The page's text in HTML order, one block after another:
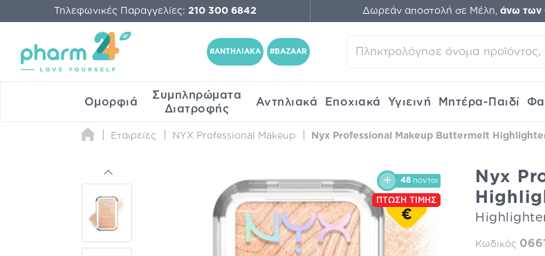
Τηλεφωνικές Παραγγελίες: 210 300 6842 Δωρεάν αποστολή σε Μέλη, άνω των
#ΑΝΤΗΛΙΑΚΑ #BAZAAR
Ομορφιά
Συμπληρώματα
Διατροφής
Αντηλιακά Εποχιακά Υγιεινή Μητέρα-Παιδί
Εταιρείες NYX Professional Makeup Nyx Professional Makeup Buttermelt
48 πόντοι
ΠΤΩΣΗ ΤΙΜΗΣ
€
Nyx
Κωδικός